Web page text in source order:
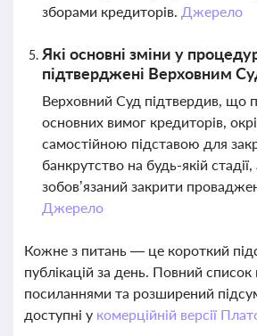
зборами кредиторів. Джерело
Які основні зміни у
підтверджені Верховним
Верховний Суд підтвердив, що
основних вимог кредиторів,
самостійною підставою для
банкрутство на будь-якій
зобов’язаний закрити
Джерело
Кожне з питань — це короткий
публікацій за день. Повний
посиланнями та розширений
доступні у комерційній версії